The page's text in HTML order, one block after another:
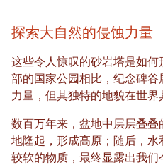
探索大自然的侵蚀力量
这些令人惊叹的砂岩塔是如何
部的国家公园相比，纪念碑
力量，但其独特的地貌在世界
数百万年来，盆地中层层叠
地隆起，形成高原；随后，
较软的物质，最终显露出我